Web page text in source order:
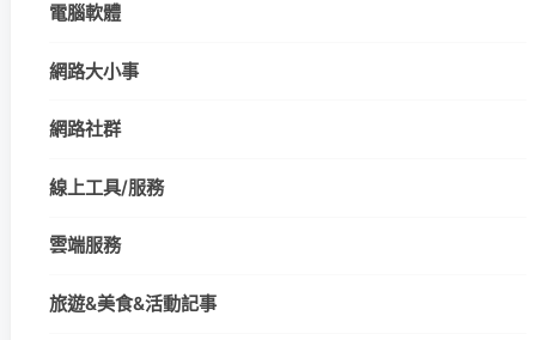
電腦軟體
網路大小事
網路社群
線上工具/服務
雲端服務
旅遊&美食&活動記事